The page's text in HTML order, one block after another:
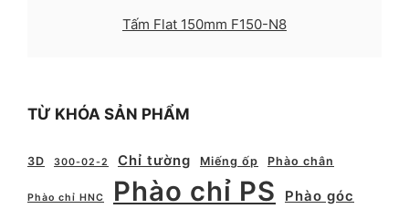
Tấm Flat 150mm F150-N8
TỪ KHÓA SẢN PHẨM
3D 300-02-2 Chỉ tường Miếng ốp Phào chân
Phào chỉ HNC Phào chỉ PS
Phào góc